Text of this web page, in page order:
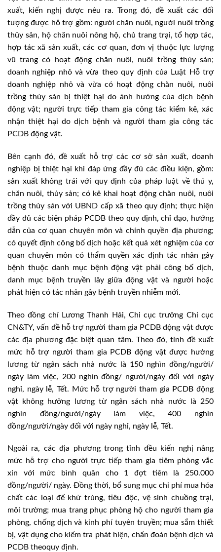
xuất, kiến nghị được nêu ra. Trong đó, đề xuất các đối
tượng được hỗ trợ gồm: người chăn nuôi, người nuôi trồng
thủy sản, hộ chăn nuôi nông hộ, chủ trang trại, tổ hợp tác,
hợp tác xã sản xuất, các cơ quan, đơn vị thuộc lực lượng
vũ trang có hoạt động chăn nuôi, nuôi trồng thủy sản;
doanh nghiệp nhỏ và vừa theo quy định của Luật Hỗ trợ
doanh nghiệp nhỏ và vừa có hoạt động chăn nuôi, nuôi
trồng thủy sản bị thiệt hại do ảnh hưởng của dịch bệnh
động vật; người trực tiếp tham gia công tác kiểm kê, xác
nhận thiệt hại do dịch bệnh và người tham gia công tác
PCDB động vật.
Bên cạnh đó, đề xuất hỗ trợ các cơ sở sản xuất, doanh
nghiệp bị thiệt hại khi đáp ứng đầy đủ các điều kiện, gồm:
sản xuất không trái với quy định của pháp luật về thú y,
chăn nuôi, thủy sản; có kê khai hoạt động chăn nuôi, nuôi
trồng thủy sản với UBND cấp xã theo quy định; thực hiện
đầy đủ các biện pháp PCDB theo quy định, chỉ đạo, hướng
dẫn của cơ quan chuyên môn và chính quyền địa phương;
có quyết định công bố dịch hoặc kết quả xét nghiệm của cơ
quan chuyên môn có thẩm quyền xác định tác nhân gây
bệnh thuộc danh mục bệnh động vật phải công bố dịch,
danh mục bệnh truyền lây giữa động vật và người hoặc
phát hiện có tác nhân gây bệnh truyền nhiễm mới.
Theo đồng chí Lương Thanh Hải, Chi cục trưởng Chi cục
CN&TY, vấn đề hỗ trợ người tham gia PCDB động vật được
các địa phương đặc biệt quan tâm. Theo đó, tỉnh đề xuất
mức hỗ trợ người tham gia PCDB động vật được hưởng
lương từ ngân sách nhà nước là 150 nghìn đồng/người/
ngày làm việc, 200 nghìn đồng/ người/ngày đối với ngày
nghỉ, ngày lễ, Tết. Mức hỗ trợ người tham gia PCDB động
vật không hưởng lương từ ngân sách nhà nước là 250
nghìn đồng/người/ngày làm việc, 400 nghìn
đồng/người/ngày đối với ngày nghỉ, ngày lễ, Tết.
Ngoài ra, các địa phương trong tỉnh đều kiến nghị nâng
mức hỗ trợ cho người trực tiếp tham gia tiêm phòng vắc
xin với mức bình quân cho 1 đợt tiêm là 250.000
đồng/người/ ngày. Đồng thời, bổ sung mục chi phí mua hóa
chất các loại để khử trùng, tiêu độc, vệ sinh chuồng trại,
môi trường; mua trang phục phòng hộ cho người tham gia
phòng, chống dịch và kinh phí tuyên truyền; mua sắm thiết
bị, vật dụng cho kiểm tra phát hiện, chẩn đoán bệnh dịch và
PCDB theoquy định.